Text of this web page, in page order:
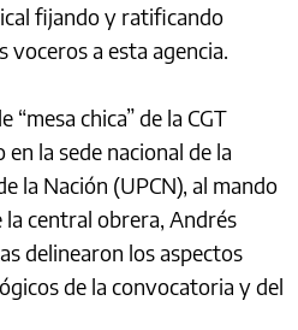
fijando y ratificando
voceros a esta agencia.
chica” de la CGT
la sede nacional de la
la Nación (UPCN), al mando
central obrera, Andrés
delinearon los aspectos
de la convocatoria y del